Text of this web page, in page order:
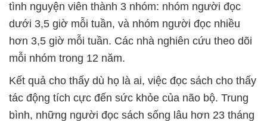
tình nguyện viên thành 3 nhóm: nhóm người đọc
dưới 3,5 giờ mỗi tuần, và nhóm người đọc nhiều
hơn 3,5 giờ mỗi tuần. Các nhà nghiên cứu theo dõi
mỗi nhóm trong 12 năm.
Kết quả cho thấy dù họ là ai, việc đọc sách cho thấy
tác động tích cực đến sức khỏe của não bộ. Trung
bình, những người đọc sách sống lâu hơn 23 tháng